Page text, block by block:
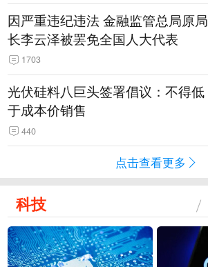
因严重违纪违法 金融监管总局原局
长李云泽被罢免全国人大代表
1703
光伏硅料八巨头签署倡议：不得低
于成本价销售
440
点击查看更多
科技